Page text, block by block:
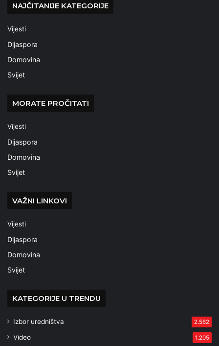
NAJČITANIJE KATEGORIJE
Vijesti
Dijaspora
Domovina
Svijet
MORATE PROČITATI
Vijesti
Dijaspora
Domovina
Svijet
VAŽNI LINKOVI
Vijesti
Dijaspora
Domovina
Svijet
KATEGORIJE U TRENDU
Izbor uredništva 2.562
Video 1.205